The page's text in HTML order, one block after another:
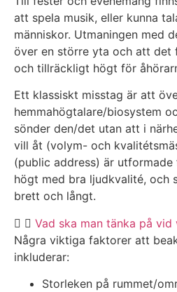
att spela musik, eller kunna
människor. Utmaningen med
över en större yta och att det
och tillräckligt högt för
Ett klassiskt misstag är att
hemmahögtalare/biosystem
sönder den/det utan att i
vill åt (volym- och
(public address) är
högt med bra ljudkvalité, och
brett och långt.
Vad ska man tänka på vid
Några viktiga faktorer att
inkluderar:
Storleken på rummet/